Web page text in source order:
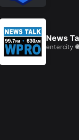
News
entercity